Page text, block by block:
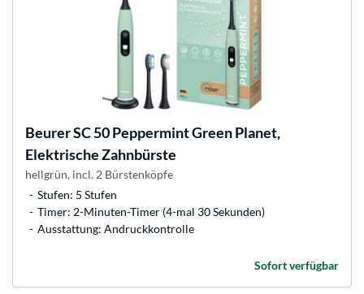
BeurerSC 50 Peppermint Green Planet,
Elektrische Zahnbürste
hellgrün, incl. 2 Bürstenköpfe
Stufen: 5 Stufen
Timer: 2-Minuten-Timer (4-mal 30 Sekunden)
Ausstattung: Andruckkontrolle
Sofort verfügbar